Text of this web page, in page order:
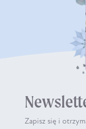
Zapisz się i